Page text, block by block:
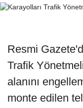
Resmi
Trafik
alanını
monte edilen